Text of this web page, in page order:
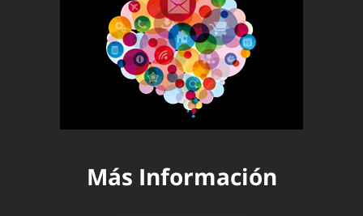
Más Información